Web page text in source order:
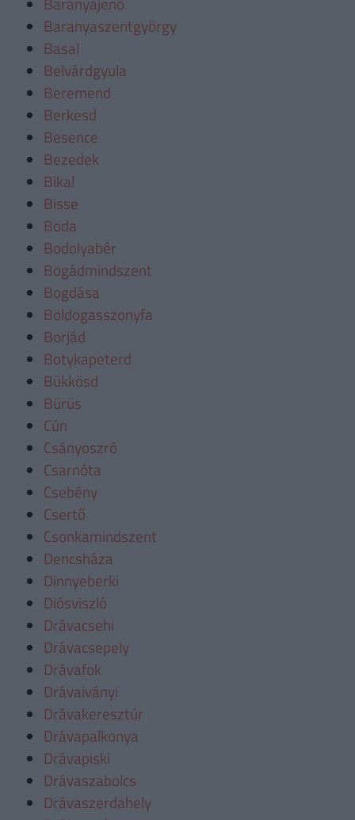
Baranyaszentgyörgy
Basal
Belvárdgyula
Beremend
Berkesd
Besence
Bezedek
Bikal
Bisse
Boda
Bodolyabér
Bogádmindszent
Bogdása
Boldogasszonyfa
Borjád
Botykapeterd
Bükkösd
Bürüs
Cún
Csányoszró
Csarnóta
Csebény
Csertő
Csonkamindszent
Dencsháza
Dinnyeberki
Diósviszló
Drávacsehi
Drávacsepely
Drávafok
Drávaiványi
Drávakeresztúr
Drávapalkonya
Drávapiski
Drávaszabolcs
Drávaszerdahely